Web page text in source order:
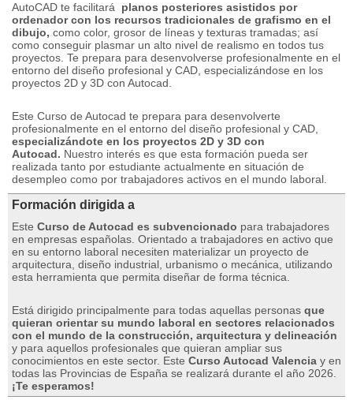
AutoCAD te facilitará planos posteriores asistidos por
ordenador con los recursos tradicionales de grafismo en el
dibujo, como color, grosor de líneas y texturas tramadas; así
como conseguir plasmar un alto nivel de realismo en todos tus
proyectos. Te prepara para desenvolverse profesionalmente en el
entorno del diseño profesional y CAD, especializándose en los
proyectos 2D y 3D con Autocad.
Este Curso de Autocad te prepara para desenvolverte
profesionalmente en el entorno del diseño profesional y CAD,
especializándote en los proyectos 2D y 3D con
Autocad. Nuestro interés es que esta formación pueda ser
realizada tanto por estudiante actualmente en situación de
desempleo como por trabajadores activos en el mundo laboral.
Formación dirigida a
Este Curso de Autocad es subvencionado para trabajadores
en empresas españolas. Orientado a trabajadores en activo que
en su entorno laboral necesiten materializar un proyecto de
arquitectura, diseño industrial, urbanismo o mecánica, utilizando
esta herramienta que permita diseñar de forma técnica.
Está dirigido principalmente para todas aquellas personas que
quieran orientar su mundo laboral en sectores relacionados
con el mundo de la construcción, arquitectura y delineación
y para aquellos profesionales que quieran ampliar sus
conocimientos en este sector. Este Curso Autocad Valencia y en
todas las Provincias de España se realizará durante el año 2026.
¡Te esperamos!